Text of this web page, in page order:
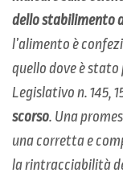
dello stabilimento
l’alimento è
quello dove è
Legislativo n. 145,
scorso. Una
una corretta e
la rintracciabilità